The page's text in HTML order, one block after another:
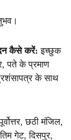
कैसे करें: इच्छुक
पते के प्रमाण
के साथ
छठी मंजिल,
गेट, दिसपुर,